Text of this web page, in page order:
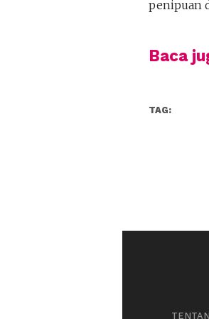
penipuan
Baca
TAG: